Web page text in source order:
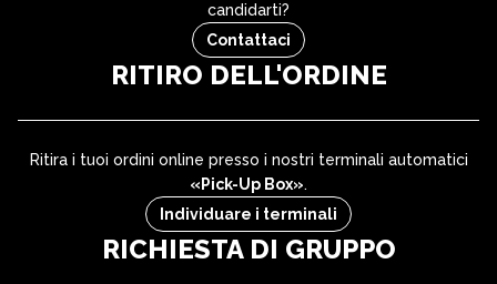
candidarti?
Contattaci
RITIRO DELL'ORDINE
Ritira i tuoi ordini online presso i nostri terminali automatici
«Pick-Up Box».
Individuare i terminali
RICHIESTA DI GRUPPO